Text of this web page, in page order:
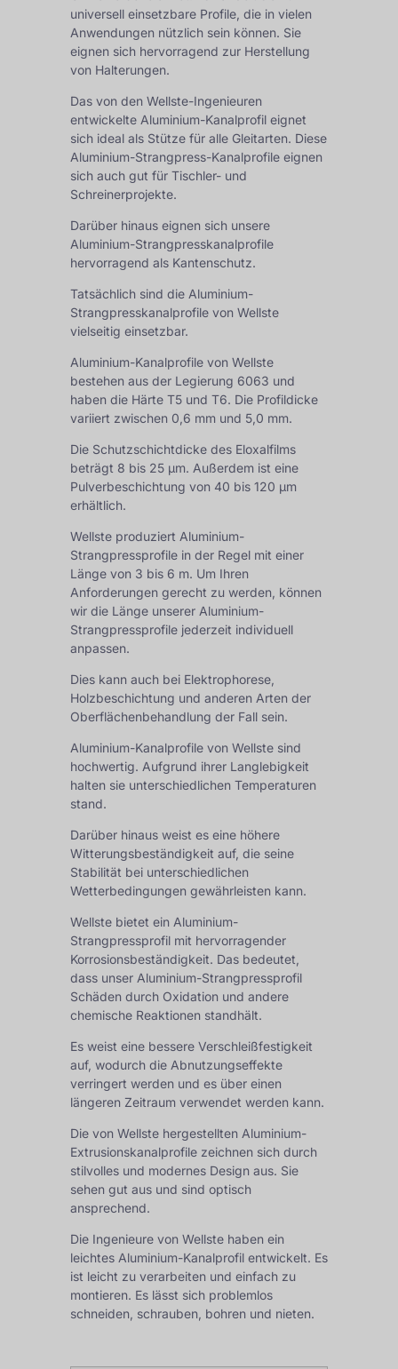
universell einsetzbare Profile, die in vielen
Anwendungen nützlich sein können. Sie
eignen sich hervorragend zur Herstellung
von Halterungen.
Das von den Wellste-Ingenieuren
entwickelte Aluminium-Kanalprofil eignet
sich ideal als Stütze für alle Gleitarten. Diese
Aluminium-Strangpress-Kanalprofile eignen
sich auch gut für Tischler- und
Schreinerprojekte.
Darüber hinaus eignen sich unsere
Aluminium-Strangpresskanalprofile
hervorragend als Kantenschutz.
Tatsächlich sind die Aluminium-
Strangpresskanalprofile von Wellste
vielseitig einsetzbar.
Aluminium-Kanalprofile von Wellste
bestehen aus der Legierung 6063 und
haben die Härte T5 und T6. Die Profildicke
variiert zwischen 0,6 mm und 5,0 mm.
Die Schutzschichtdicke des Eloxalfilms
beträgt 8 bis 25 µm. Außerdem ist eine
Pulverbeschichtung von 40 bis 120 µm
erhältlich.
Wellste produziert Aluminium-
Strangpressprofile in der Regel mit einer
Länge von 3 bis 6 m. Um Ihren
Anforderungen gerecht zu werden, können
wir die Länge unserer Aluminium-
Strangpressprofile jederzeit individuell
anpassen.
Dies kann auch bei Elektrophorese,
Holzbeschichtung und anderen Arten der
Oberflächenbehandlung der Fall sein.
Aluminium-Kanalprofile von Wellste sind
hochwertig. Aufgrund ihrer Langlebigkeit
halten sie unterschiedlichen Temperaturen
stand.
Darüber hinaus weist es eine höhere
Witterungsbeständigkeit auf, die seine
Stabilität bei unterschiedlichen
Wetterbedingungen gewährleisten kann.
Wellste bietet ein Aluminium-
Strangpressprofil mit hervorragender
Korrosionsbeständigkeit. Das bedeutet,
dass unser Aluminium-Strangpressprofil
Schäden durch Oxidation und andere
chemische Reaktionen standhält.
Es weist eine bessere Verschleißfestigkeit
auf, wodurch die Abnutzungseffekte
verringert werden und es über einen
längeren Zeitraum verwendet werden kann.
Die von Wellste hergestellten Aluminium-
Extrusionskanalprofile zeichnen sich durch
stilvolles und modernes Design aus. Sie
sehen gut aus und sind optisch
ansprechend.
Die Ingenieure von Wellste haben ein
leichtes Aluminium-Kanalprofil entwickelt. Es
ist leicht zu verarbeiten und einfach zu
montieren. Es lässt sich problemlos
schneiden, schrauben, bohren und nieten.